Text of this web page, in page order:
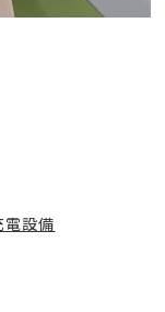
設備